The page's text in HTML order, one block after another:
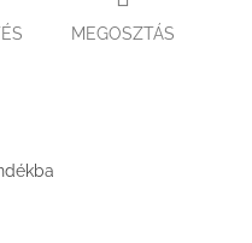
MEGOSZTÁS